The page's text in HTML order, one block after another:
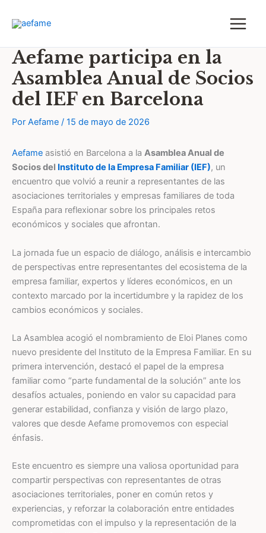
Aefame participa en la
Asamblea Anual de Socios
del IEF en Barcelona
Por Aefame / 15 de mayo de 2026
Aefame asistió en Barcelona a la Asamblea Anual de
Socios del Instituto de la Empresa Familiar (IEF), un
encuentro que volvió a reunir a representantes de las
asociaciones territoriales y empresas familiares de toda
España para reflexionar sobre los principales retos
económicos y sociales que afrontan.
La jornada fue un espacio de diálogo, análisis e intercambio
de perspectivas entre representantes del ecosistema de la
empresa familiar, expertos y líderes económicos, en un
contexto marcado por la incertidumbre y la rapidez de los
cambios económicos y sociales.
La Asamblea acogió el nombramiento de Eloi Planes como
nuevo presidente del Instituto de la Empresa Familiar. En su
primera intervención, destacó el papel de la empresa
familiar como “parte fundamental de la solución” ante los
desafíos actuales, poniendo en valor su capacidad para
generar estabilidad, confianza y visión de largo plazo,
valores que desde Aefame promovemos con especial
énfasis.
Este encuentro es siempre una valiosa oportunidad para
compartir perspectivas con representantes de otras
asociaciones territoriales, poner en común retos y
experiencias, y reforzar la colaboración entre entidades
comprometidas con el impulso y la representación de la